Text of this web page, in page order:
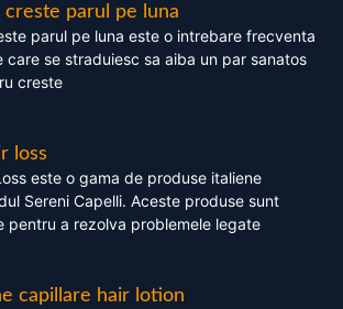
parul pe luna
parul pe luna este o intrebare frecventa
care se straduiesc sa aiba un par sanatos
creste
loss
este o gama de produse italiene
Sereni Capelli. Aceste produse sunt
pentru a rezolva problemele legate
capillare hair lotion